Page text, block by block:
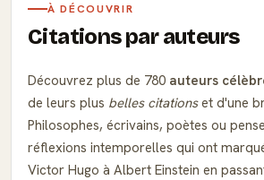
À DÉCOUVRIR
Citations par auteurs
Découvrez plus de 780 auteurs
de leurs plus belles citationset d'une
Philosophes, écrivains, poètes ou
réflexions intemporelles qui ont
Victor Hugo à Albert Einstein en